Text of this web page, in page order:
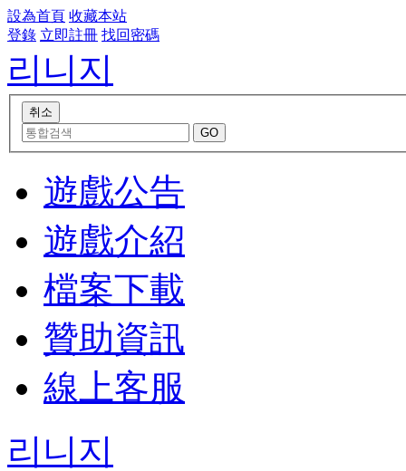
設為首頁 收藏本站
登錄 立即註冊 找回密碼
리니지
遊戲公告
遊戲介紹
檔案下載
贊助資訊
線上客服
리니지